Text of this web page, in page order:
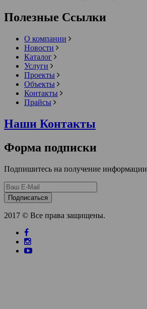
Полезные Ссылки
О компании
Новости
Каталог
Услуги
Проекты
Объекты
Контакты
Прайсы
Наши Контакты
Форма подписки
Подпишитесь на получение информации
Подписаться
2017 © Все права защищены.